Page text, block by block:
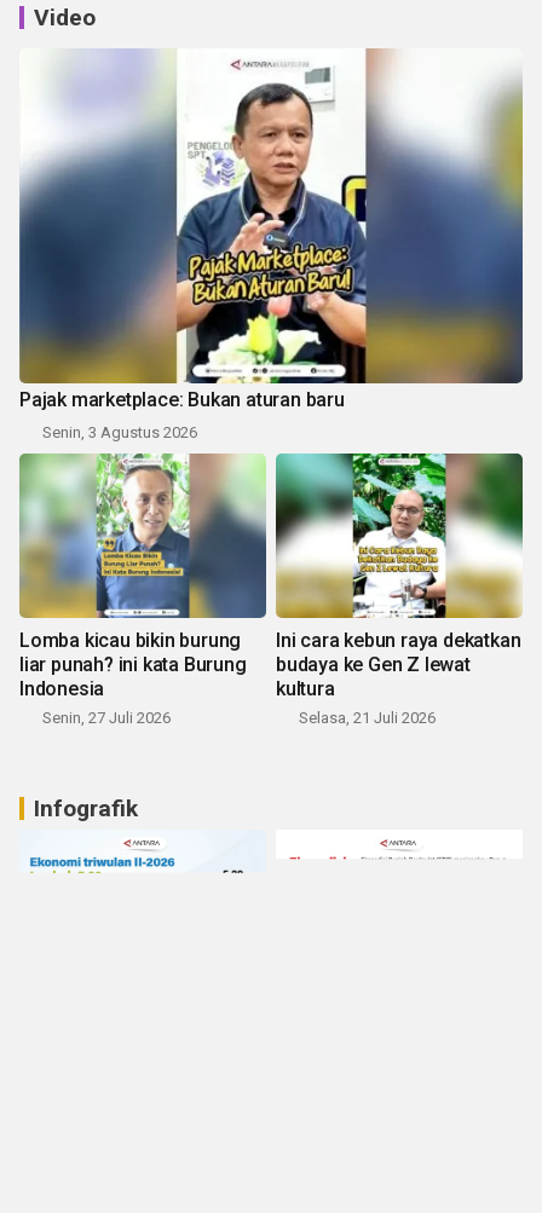
Video
Pajak marketplace: Bukan aturan baru
Senin, 3 Agustus 2026
Lomba kicau bikin burung
liar punah? ini kata Burung
Indonesia
Senin, 27 Juli 2026
Ini cara kebun raya dekatkan
budaya ke Gen Z lewat
kultura
Selasa, 21 Juli 2026
Infografik